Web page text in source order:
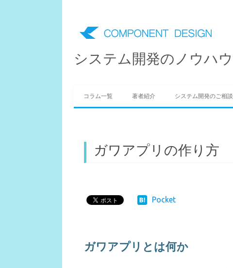
システム開発のノウハウ
コラム一覧 著者紹介 システム開発のご相談
ガワアプリの作り方
Pocket
ガワアプリとは何か